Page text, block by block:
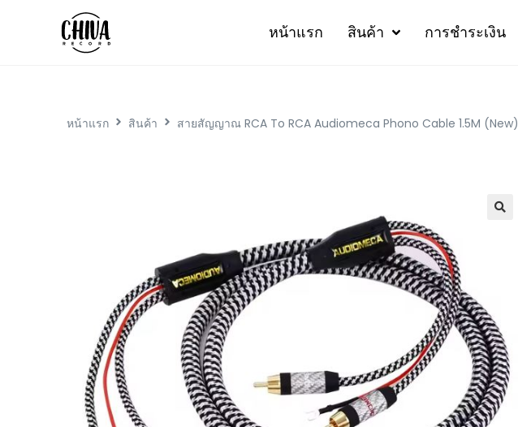
หน้าแรก สินค้า การชำระเงิน
หน้าแรก สินค้า สายสัญญาณ RCA To RCA Audiomeca Phono Cable 1.5M (New)